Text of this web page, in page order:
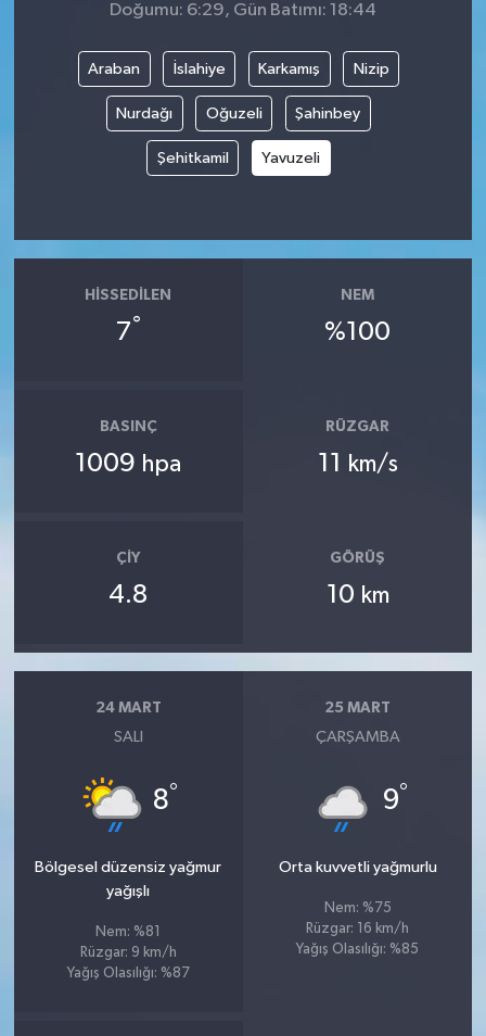
Doğumu: 6:29, Gün Batımı: 18:44
Araban İslahiye Karkamış Nizip
Nurdağı Oğuzeli Şahinbey
Şehitkamil Yavuzeli
HISSEDILEN
7°
NEM
%100
BASINÇ
1009 hpa
RÜZGAR
11 km/s
ÇIY
4.8
GÖRÜŞ
10 km
24 MART
SALI
8°
Bölgesel düzensiz yağmur
yağışlı
Nem: %81
Rüzgar: 9 km/h
Yağış Olasılığı: %87
25 MART
ÇARŞAMBA
9°
Orta kuvvetli yağmurlu
Nem: %75
Rüzgar: 16 km/h
Yağış Olasılığı: %85